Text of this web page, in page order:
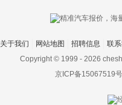
关于我们 网站地图 招聘信息 联
Copyright © 1999 - 2026
京ICP备15067519